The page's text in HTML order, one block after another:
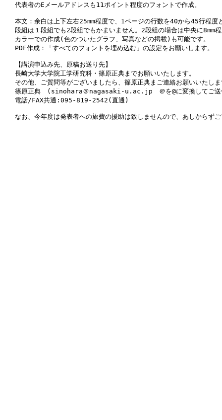
代表者のEメールアドレスも11ポイント程度のフォントで作成。
本文：余白は上下左右25mm程度で、1ページの行数を40から45行
段組は１段組でも2段組でもかまいません。2段組の場合は中央に
カラーでの作成(色のついたグラフ、写真などの掲載)も可能です
PDF作成：「すべてのフォントを埋め込む」の設定をお願いします。
【講演申込み先、原稿お送り先】
長崎大学大学院工学研究科・篠原正典までお願いいたします。
その他、ご質問等がございましたら、篠原正典まご連絡お願いいたし
篠原正典　(sinohara＠nagasaki-u.ac.jp　＠を@に変換してご
電話/FAX共通:095-819-2542(直通)
なお、今年度は発表者への旅費の援助は致しませんので、あしからず